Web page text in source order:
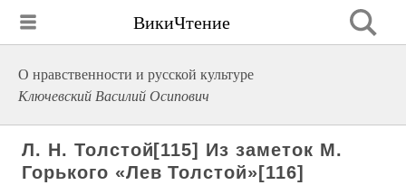
ВикиЧтение
О нравственности и русской культуре
Ключевский Василий Осипович
Л. Н. Толстой[115] Из заметок М.
Горького «Лев Толстой»[116]